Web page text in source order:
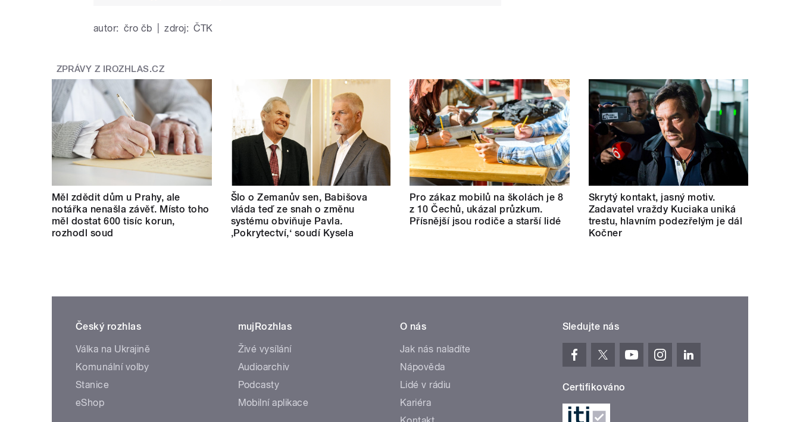
autor: čro čb zdroj: ČTK
ZPRÁVY Z IROZHLAS.CZ
Měl zdědit dům u Prahy, ale
notářka nenašla závěť. Místo toho
měl dostat 600 tisíc korun,
rozhodl soud
Šlo o Zemanův sen, Babišova
vláda teď ze snah o změnu
systému obviňuje Pavla.
‚Pokrytectví,‘ soudí Kysela
Pro zákaz mobilů na školách je 8
z 10 Čechů, ukázal průzkum.
Přísnější jsou rodiče a starší lidé
Skrytý kontakt, jasný motiv.
Zadavatel vraždy Kuciaka uniká
trestu, hlavním podezřelým je dál
Kočner
Český rozhlas
Válka na Ukrajině
Komunální volby
Stanice
eShop
mujRozhlas
Živé vysílání
Audioarchiv
Podcasty
Mobilní aplikace
O nás
Jak nás naladíte
Nápověda
Lidé v rádiu
Kariéra
Sledujte nás
Certifikováno